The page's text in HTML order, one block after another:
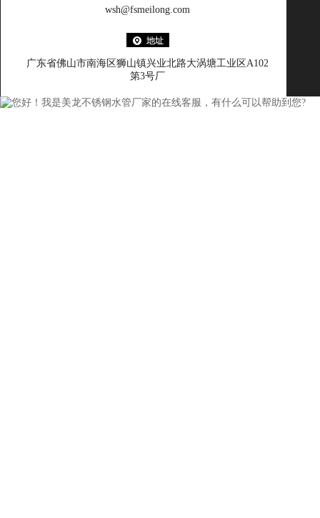
wsh@fsmeilong.com
广东省佛山市南海区狮山镇兴业北路大涡塘工业区A102
第3号厂